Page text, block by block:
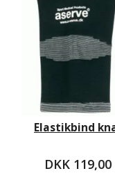
Elastikbind
DKK 119,00